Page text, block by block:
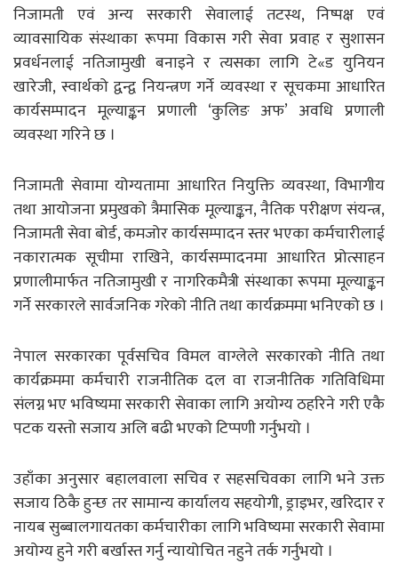
निजामती एवं अन्य सरकारी सेवालाई तटस्थ, निष्पक्ष एवं
व्यावसायिक संस्थाका रूपमा विकास गरी सेवा प्रवाह र सुशासन
प्रवर्धनलाई नतिजामुखी बनाइने र त्यसका लागि टे«ड युनियन
खारेजी, स्वार्थको द्वन्द्व नियन्त्रण गर्ने व्यवस्था र सूचकमा आधारित
कार्यसम्पादन मूल्याङ्कन प्रणाली ‘कुलिङ अफ’ अवधि प्रणाली
व्यवस्था गरिने छ ।
निजामती सेवामा योग्यतामा आधारित नियुक्ति व्यवस्था, विभागीय
तथा आयोजना प्रमुखको त्रैमासिक मूल्याङ्कन, नैतिक परीक्षण संयन्त्र,
निजामती सेवा बोर्ड, कमजोर कार्यसम्पादन स्तर भएका कर्मचारीलाई
नकारात्मक सूचीमा राखिने, कार्यसम्पादनमा आधारित प्रोत्साहन
प्रणालीमार्फत नतिजामुखी र नागरिकमैत्री संस्थाका रूपमा मूल्याङ्कन
गर्ने सरकारले सार्वजनिक गरेको नीति तथा कार्यक्रममा भनिएको छ ।
नेपाल सरकारका पूर्वसचिव विमल वाग्लेले सरकारको नीति तथा
कार्यक्रममा कर्मचारी राजनीतिक दल वा राजनीतिक गतिविधिमा
संलग्न भए भविष्यमा सरकारी सेवाका लागि अयोग्य ठहरिने गरी एकै
पटक यस्तो सजाय अलि बढी भएको टिप्पणी गर्नुभयो ।
उहाँका अनुसार बहालवाला सचिव र सहसचिवका लागि भने उक्त
सजाय ठिकै हुन्छ तर सामान्य कार्यालय सहयोगी, ड्राइभर, खरिदार र
नायब सुब्बालगायतका कर्मचारीका लागि भविष्यमा सरकारी सेवामा
अयोग्य हुने गरी बर्खास्त गर्नु न्यायोचित नहुने तर्क गर्नुभयो ।